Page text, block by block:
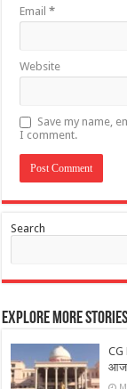
Email*
Website
Save my name,
I comment.
Search
Explore More Stories
CG
आज